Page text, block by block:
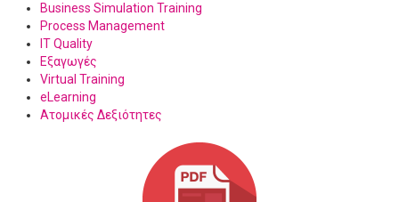
Business Simulation Training
Process Management
IT Quality
Εξαγωγές
Virtual Training
eLearning
Ατομικές Δεξιότητες